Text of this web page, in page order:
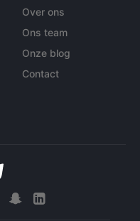
Over ons
Ons team
Onze blog
Contact